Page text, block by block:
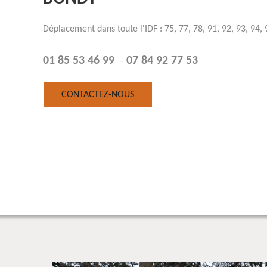
Déplacement dans toute l'IDF : 75, 77, 78, 91, 92, 93, 94,
01 85 53 46 99 - 07 84 92 77 53
CONTACTEZ-NOUS